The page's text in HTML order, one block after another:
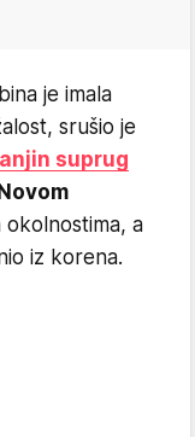
je imala
srušio je
suprug
okolnostima, a
iz korena.